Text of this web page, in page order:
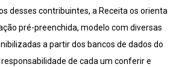
desses contribuintes, a Receita os orienta
pré-preenchida, modelo com diversas
a partir dos bancos de dados do
responsabilidade de cada um conferir e